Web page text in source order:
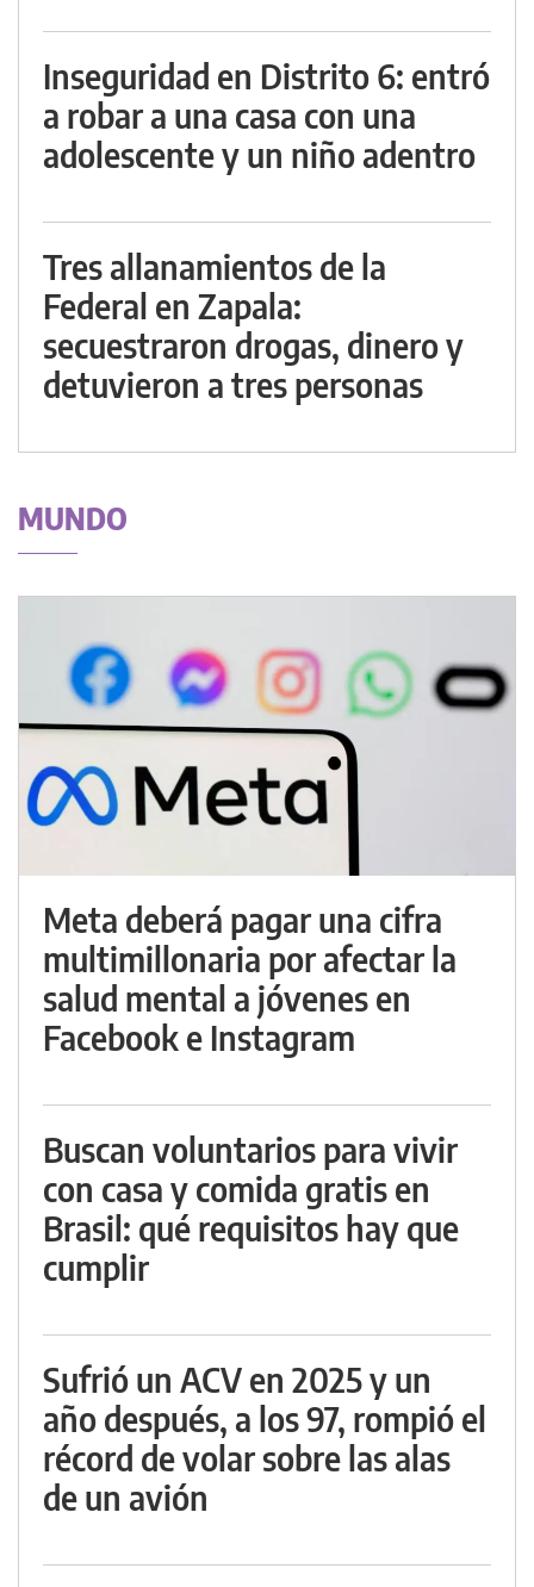
Inseguridad en Distrito 6: entró
a robar a una casa con una
adolescente y un niño adentro
Tres allanamientos de la
Federal en Zapala:
secuestraron drogas, dinero y
detuvieron a tres personas
MUNDO
Meta deberá pagar una cifra
multimillonaria por afectar la
salud mental a jóvenes en
Facebook e Instagram
Buscan voluntarios para vivir
con casa y comida gratis en
Brasil: qué requisitos hay que
cumplir
Sufrió un ACV en 2025 y un
año después, a los 97, rompió el
récord de volar sobre las alas
de un avión